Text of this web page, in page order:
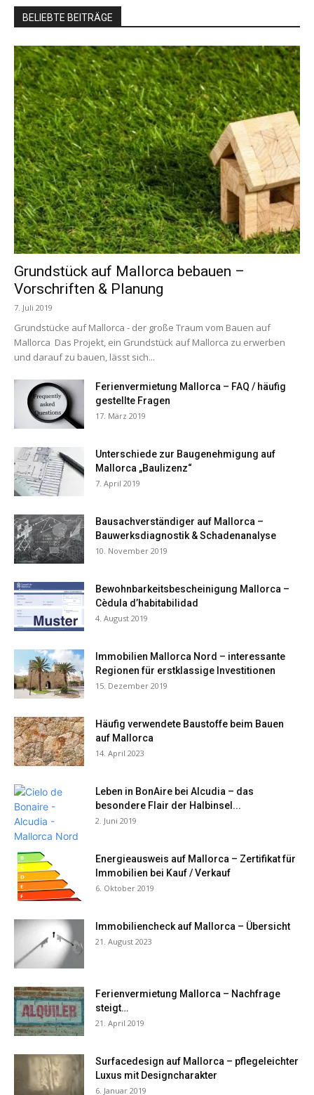
BELIEBTE BEITRÄGE
Grundstück auf Mallorca bebauen –
Vorschriften & Planung
7. Juli 2019
Grundstücke auf Mallorca - der große Traum vom Bauen auf
Mallorca Das Projekt, ein Grundstück auf Mallorca zu erwerben
und darauf zu bauen, lässt sich...
Ferienvermietung Mallorca – FAQ / häufig
gestellte Fragen
17. März 2019
Unterschiede zur Baugenehmigung auf
Mallorca „Baulizenz“
7. April 2019
Bausachverständiger auf Mallorca –
Bauwerksdiagnostik & Schadenanalyse
10. November 2019
Bewohnbarkeitsbescheinigung Mallorca –
Cèdula d’habitabilidad
4. August 2019
Immobilien Mallorca Nord – interessante
Regionen für erstklassige Investitionen
15. Dezember 2019
Häufig verwendete Baustoffe beim Bauen
auf Mallorca
14. April 2023
Leben in BonAire bei Alcudia – das
besondere Flair der Halbinsel...
2. Juni 2019
Energieausweis auf Mallorca – Zertifikat für
Immobilien bei Kauf / Verkauf
6. Oktober 2019
Immobiliencheck auf Mallorca – Übersicht
21. August 2023
Ferienvermietung Mallorca – Nachfrage
steigt…
21. April 2019
Surfacedesign auf Mallorca – pflegeleichter
Luxus mit Designcharakter
6. Januar 2019